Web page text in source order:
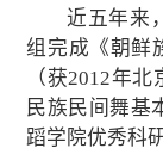
近五年来
组完成《朝鲜
（获2012年
民族民间舞基
蹈学院优秀科